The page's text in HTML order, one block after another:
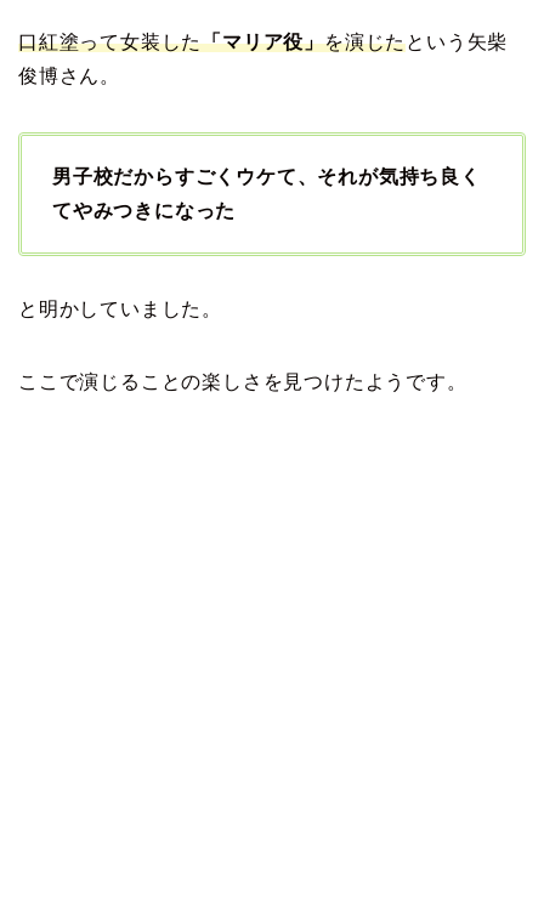
口紅塗って女装した「マリア役」を演じたという矢柴
俊博さん。
男子校だからすごくウケて、それが気持ち良く
てやみつきになった
と明かしていました。
ここで演じることの楽しさを見つけたようです。